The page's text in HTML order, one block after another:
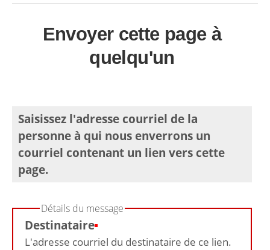
Envoyer cette page à
quelqu'un
Saisissez l'adresse courriel de la
personne à qui nous enverrons un
courriel contenant un lien vers cette
page.
Détails du message
Destinataire(Requis)
L'adresse courriel du destinataire de ce lien.